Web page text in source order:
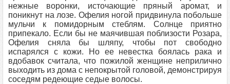
нежные воронки, источающие пряный аромат, и
поникнут на лозе. Офелия ногой придвинула побольше
мульчи к помидорным стеблям. Солнце приятно
припекало. Если бы не маячившая поблизости Розара,
Офелия сняла бы шляпу, чтобы пот свободно
испарялся с кожи. Но ее невестка боялась рака и
вдобавок считала, что пожилой женщине неприлично
выходить из дома с непокрытой головой, демонстрируя
соседям редеющие седые волосы.